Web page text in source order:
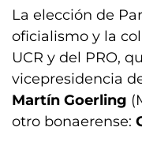
La elección de
oficialismo y la
UCR y del PRO,
vicepresidencia
Martín Goerling
otro bonaerense: